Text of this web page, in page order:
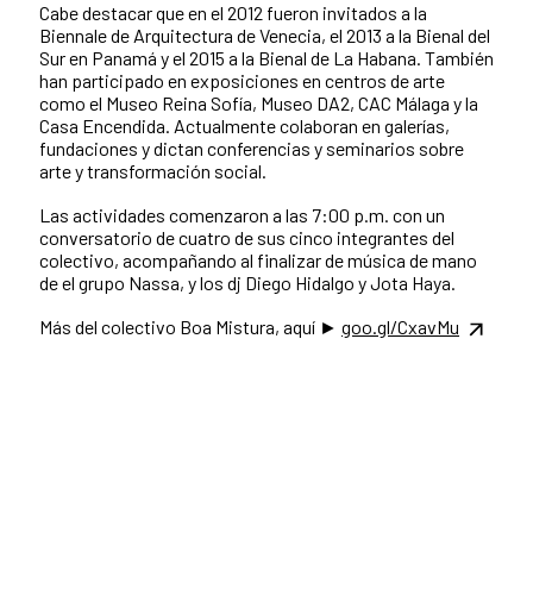
Cabe destacar que en el 2012 fueron invitados a la
Biennale de Arquitectura de Venecia, el 2013 a la Bienal del
Sur en Panamá y el 2015 a la Bienal de La Habana. También
han participado en exposiciones en centros de arte
como el Museo Reina Sofía, Museo DA2, CAC Málaga y la
Casa Encendida. Actualmente colaboran en galerías,
fundaciones y dictan conferencias y seminarios sobre
arte y transformación social.
Las actividades comenzaron a las 7:00 p.m. con un
conversatorio de cuatro de sus cinco integrantes del
colectivo, acompañando al finalizar de música de mano
de el grupo Nassa, y los dj Diego Hidalgo y Jota Haya.
Más del colectivo Boa Mistura, aquí ► goo.gl/CxavMu